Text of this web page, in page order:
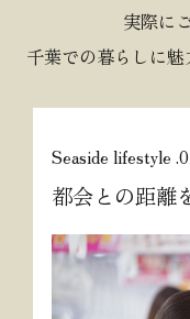
実際に
千葉での暮らしに魅
Seaside lifestyle
都会との距離